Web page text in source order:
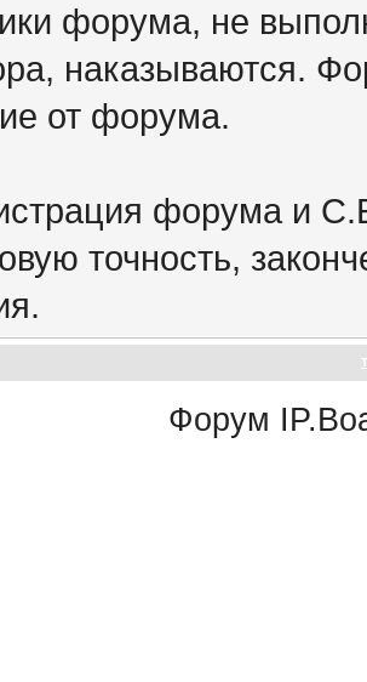
форума, не
наказываются.
от форума.
форума и
точность,
Форум